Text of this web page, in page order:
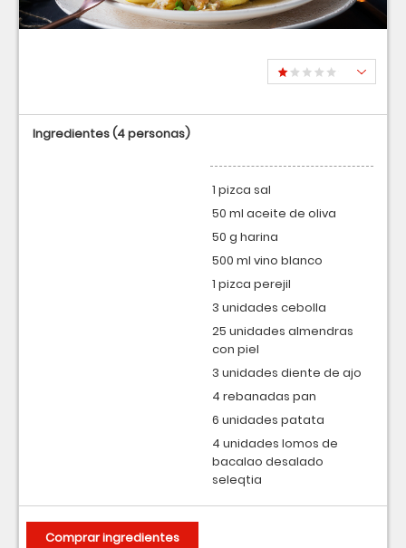
Ingredientes(4 personas)
1 pizca sal
50 ml aceite de oliva
50 g harina
500 ml vino blanco
1 pizca perejil
3 unidades cebolla
25 unidades almendras
con piel
3 unidades diente de ajo
4 rebanadas pan
6 unidades patata
4 unidades lomos de
bacalao desalado
seleqtia
Comprar ingredientes